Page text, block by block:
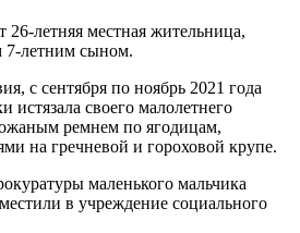
26-летняя местная жительница,
7-летним сыном.
с сентября по ноябрь 2021 года
истязала своего малолетнего
ремнем по ягодицам,
на гречневой и гороховой крупе.
маленького мальчика
в учреждение социального